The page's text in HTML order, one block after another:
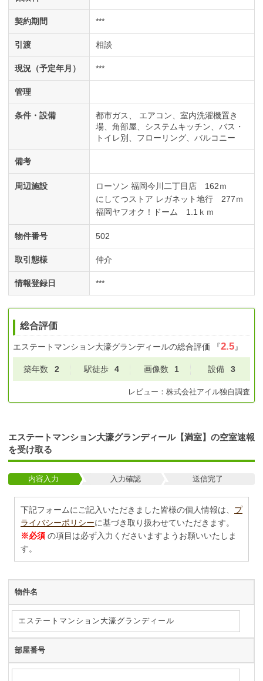
契約期間 ***
引渡 相談
現況（予定年月） ***
管理
条件・設備 都市ガス エアコン
室内洗濯機置き
場
角部屋 システムキッチン
バス・
トイレ別
フローリング バルコニー
備考
周辺施設
ローソン 福岡今川二丁目店 162ｍ
にしてつストア レガネット地行 277ｍ
福岡ヤフオク！ドーム 1.1ｋｍ
物件番号 502
取引態様 仲介
情報登録日 ***
総合評価
エステートマンション大濠グランディールの総合評価 『2.5』
築年数 2 駅徒歩 4 画像数 1 設備 3
レビュー： 株式会社アイル独自調査
エステートマンション大濠グランディール【満室】の空室速報
を受け取る
内容入力 入力確認 送信完了
下記フォームにご記入いただきました皆様の個人情報は、 プ
ライバシーポリシーに基づき取り扱わせていただきます。
※必須 の項目は必ず入力くださいますようお願いいたしま
す。
物件名
部屋番号